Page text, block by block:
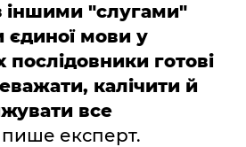
іншими "слугами"
мови у
послідовники готові
калічити й
все
пише експерт.